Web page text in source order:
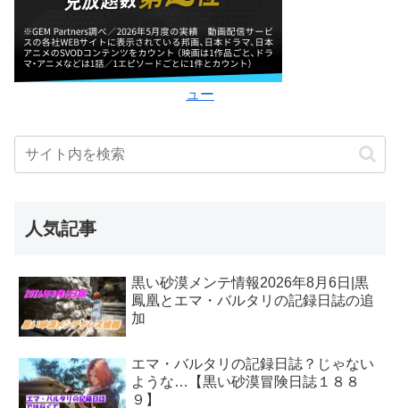
ュー
人気記事
黒い砂漠メンテ情報2026年8月6日|黒
鳳凰とエマ・バルタリの記録日誌の追
加
エマ・バルタリの記録日誌？じゃない
ような…【黒い砂漠冒険日誌１８８
９】